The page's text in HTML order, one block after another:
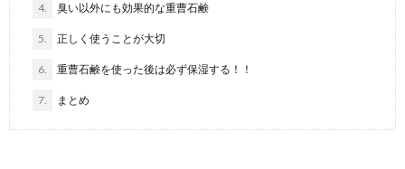
4. 臭い以外にも効果的な重曹石鹸
5. 正しく使うことが大切
6. 重曹石鹸を使った後は必ず保湿する！！
7. まとめ